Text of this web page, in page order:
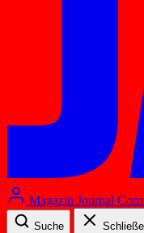
Magazin Journal
Suche